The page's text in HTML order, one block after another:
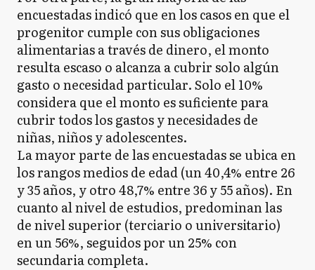
encuestadas indicó que en los casos en que el
progenitor cumple con sus obligaciones
alimentarias a través de dinero, el monto
resulta escaso o alcanza a cubrir solo algún
gasto o necesidad particular. Solo el 10%
considera que el monto es suficiente para
cubrir todos los gastos y necesidades de
niñas, niños y adolescentes.
La mayor parte de las encuestadas se ubica en
los rangos medios de edad (un 40,4% entre 26
y 35 años, y otro 48,7% entre 36 y 55 años). En
cuanto al nivel de estudios, predominan las
de nivel superior (terciario o universitario)
en un 56%, seguidos por un 25% con
secundaria completa.